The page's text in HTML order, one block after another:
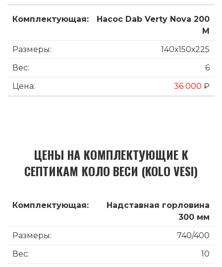
Насос Dab Verty Nova 200
M
140х150х225
6
36 000 ₽
ЦЕНЫ НА КОМПЛЕКТУЮЩИЕ К
СЕПТИКАМ КОЛО ВЕСИ (KOLO VESI)
Надставная горловина
300 мм
740/400
10